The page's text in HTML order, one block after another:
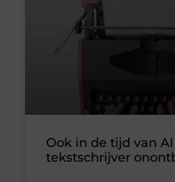
Ook in de tijd van
tekstschrijver